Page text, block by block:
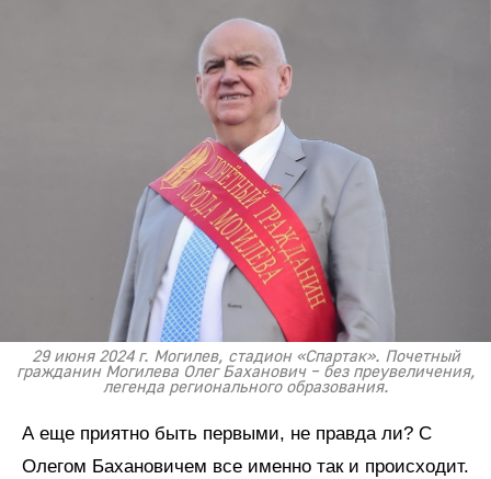
29 июня 2024 г. Могилев, стадион «Спартак». Почетный
гражданин Могилева Олег Баханович – без преувеличения,
легенда регионального образования.
А еще приятно быть первыми, не правда ли? С
Олегом Бахановичем все именно так и происходит.